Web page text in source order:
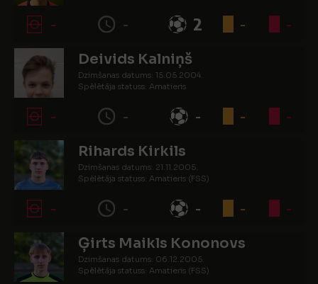
- - 2 - -
Deivids Kalniņš
Dzimšanas datums: 15.05.2004.
Spēlētāja statuss: Amatieris
- - - - -
Rihards Kirkils
Dzimšanas datums: 21.11.2005.
Spēlētāja statuss: Amatieris (FSS)
- - - - -
Ģirts Maikls Kononovs
Dzimšanas datums: 06.12.2005.
Spēlētāja statuss: Amatieris (FSS)